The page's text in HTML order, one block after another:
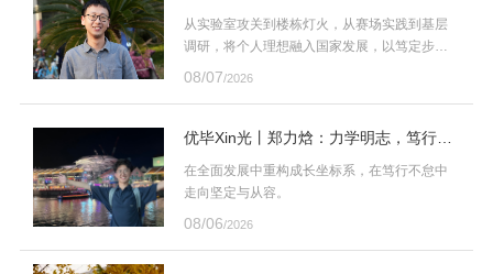
从实验室攻关到楼栋灯火，从赛场实践到基层
调研，将个人理想融入国家发展，以笃定步伐
08/07/2026
优毕Xin光丨郑力焓：力学明志，笃行致
远
在全面发展中重构成长坐标系，在笃行不怠中
走向坚定与从容。
08/06/2026